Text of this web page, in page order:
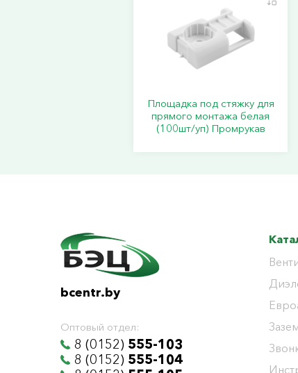
Площадка под стяжку для
прямого монтажа белая
(100шт/уп) Промрукав
bcentr.by
Оптовый отдел:
8 (0152) 555-103
8 (0152) 555-104